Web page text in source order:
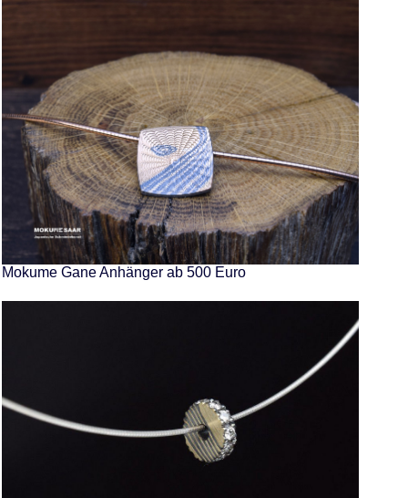
Mokume Gane Anhänger ab 500 Euro